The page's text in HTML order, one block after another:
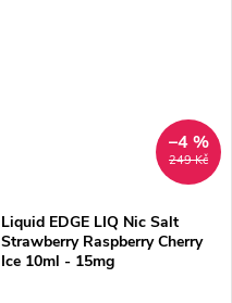
249 Kč
–4 %
Liquid EDGE LIQ Nic Salt
Strawberry Raspberry Cherry
Ice 10ml - 15mg